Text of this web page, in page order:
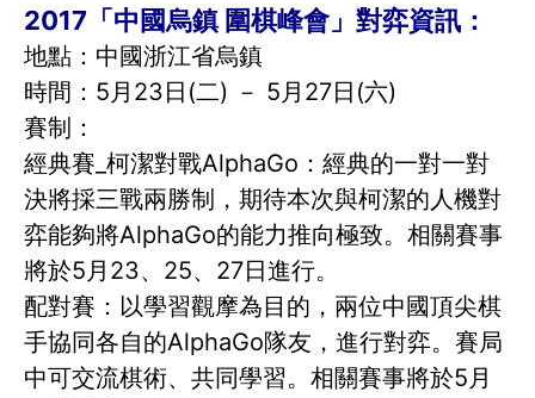
2017「中國烏鎮 圍棋峰會」對弈資訊：
地點：中國浙江省烏鎮
時間：5月23日(二) － 5月27日(六)
賽制：
經典賽_柯潔對戰AlphaGo：經典的一對一對
決將採三戰兩勝制，期待本次與柯潔的人機對
弈能夠將AlphaGo的能力推向極致。相關賽事
將於5月23、25、27日進行。
配對賽：以學習觀摩為目的，兩位中國頂尖棋
手協同各自的AlphaGo隊友，進行對弈。賽局
中可交流棋術、共同學習。相關賽事將於5月